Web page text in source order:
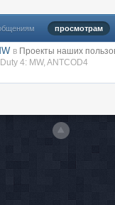
просмотрам
в Проекты наших
4: MW,ANTCOD4